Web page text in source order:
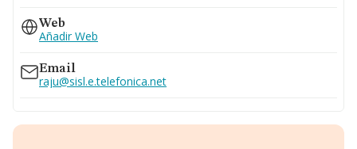
Web
Añadir Web
Email
raju@sisl.e.telefonica.net